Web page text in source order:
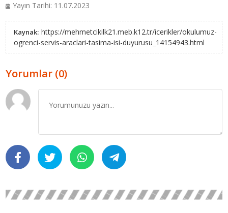
Yayın Tarihi: 11.07.2023
Kaynak: https://mehmetcikilk21.meb.k12.tr/icerikler/okulumuz-
ogrenci-servis-araclari-tasima-isi-duyurusu_14154943.html
Yorumlar (0)